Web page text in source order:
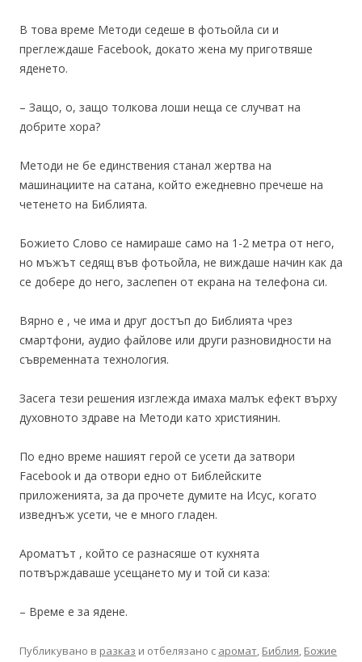
В това време Методи седеше в фотьойла си и
преглеждаше Facebook, докато жена му приготвяше
яденето.
– Защо, о, защо толкова лоши неща се случват на
добрите хора?
Методи не бе единствения станал жертва на
машинациите на сатана, който ежедневно пречеше на
четенето на Библията.
Божието Слово се намираше само на 1-2 метра от него,
но мъжът седящ във фотьойла, не виждаше начин как да
се добере до него, заслепен от екрана на телефона си.
Вярно е , че има и друг достъп до Библията чрез
смартфони, аудио файлове или други разновидности на
съвременната технология.
Засега тези решения изглежда имаха малък ефект върху
духовното здраве на Методи като християнин.
По едно време нашият герой се усети да затвори
Facebook и да отвори едно от Библейските
приложенията, за да прочете думите на Исус, когато
изведнъж усети, че е много гладен.
Ароматът , който се разнасяше от кухнята
потвърждаваше усещането му и той си каза:
– Време е за ядене.
Публикувано в разказ и отбелязано с аромат, Библия, Божие